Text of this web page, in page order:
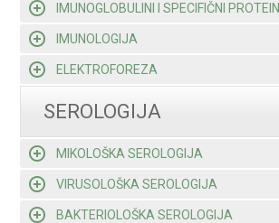
IMUNOGLOBULINI I SPECIFIČNI PROTEINI
IMUNOLOGIJA
ELEKTROFOREZA
SEROLOGIJA
MIKOLOŠKA SEROLOGIJA
VIRUSOLOŠKA SEROLOGIJA
BAKTERIOLOŠKA SEROLOGIJA